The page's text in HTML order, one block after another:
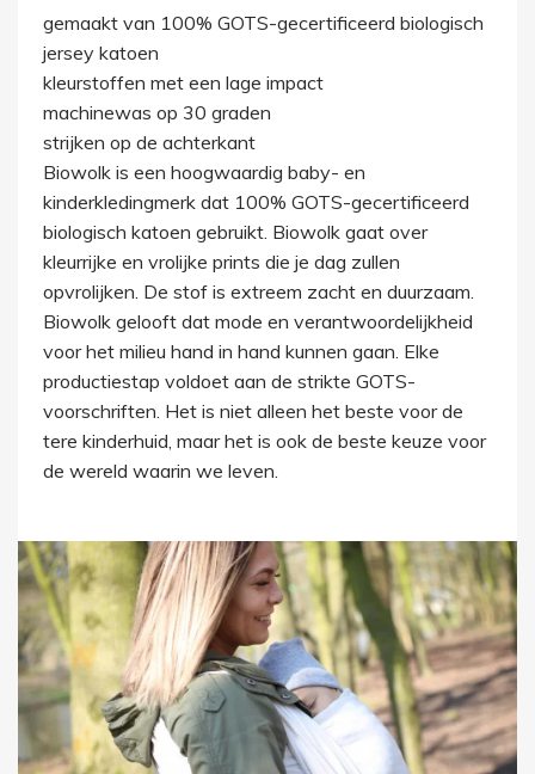
gemaakt van 100% GOTS-gecertificeerd biologisch
jersey katoen
kleurstoffen met een lage impact
machinewas op 30 graden
strijken op de achterkant
Biowolk is een hoogwaardig baby- en
kinderkledingmerk dat 100% GOTS-gecertificeerd
biologisch katoen gebruikt. Biowolk gaat over
kleurrijke en vrolijke prints die je dag zullen
opvrolijken. De stof is extreem zacht en duurzaam.
Biowolk gelooft dat mode en verantwoordelijkheid
voor het milieu hand in hand kunnen gaan. Elke
productiestap voldoet aan de strikte GOTS-
voorschriften. Het is niet alleen het beste voor de
tere kinderhuid, maar het is ook de beste keuze voor
de wereld waarin we leven.